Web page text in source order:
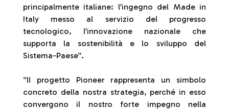
principalmente italiane: l’ingegno del Made in
Italy messo al servizio del progresso
tecnologico, l’innovazione nazionale che
supporta la sostenibilità e lo sviluppo del
Sistema-Paese”.
“Il progetto Pioneer rappresenta un simbolo
concreto della nostra strategia, perché in esso
convergono il nostro forte impegno nella